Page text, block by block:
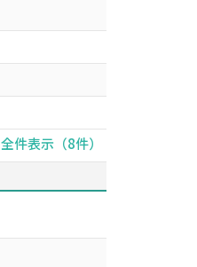
全件表示（8件）